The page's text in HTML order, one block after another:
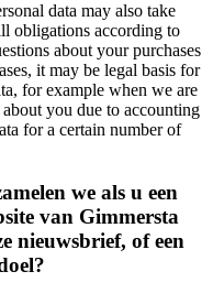
data may also take
obligations according to
about your purchases
it may be legal basis for
for example when we are
you due to accounting
for a certain number of
we als u een
van Gimmersta
nieuwsbrief, of een